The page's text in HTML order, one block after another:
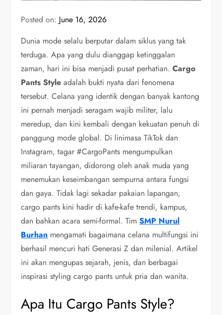
Posted on: June 16, 2026
Dunia mode selalu berputar dalam siklus yang tak
terduga. Apa yang dulu dianggap ketinggalan
zaman, hari ini bisa menjadi pusat perhatian.Cargo
Pants Style adalah bukti nyata dari fenomena
tersebut. Celana yang identik dengan banyak kantong
ini pernah menjadi seragam wajib militer, lalu
meredup, dan kini kembali dengan kekuatan penuh di
panggung mode global. Di linimasa TikTok dan
Instagram, tagar #CargoPants mengumpulkan
miliaran tayangan, didorong oleh anak muda yang
menemukan keseimbangan sempurna antara fungsi
dan gaya. Tidak lagi sekadar pakaian lapangan,
cargo pants kini hadir di kafe-kafe trendi, kampus,
dan bahkan acara semi-formal. TimSMP Nurul
Burhan mengamati bagaimana celana multifungsi ini
berhasil mencuri hati Generasi Z dan milenial. Artikel
ini akan mengupas sejarah, jenis, dan berbagai
inspirasi styling cargo pants untuk pria dan wanita.
Apa Itu Cargo Pants Style?